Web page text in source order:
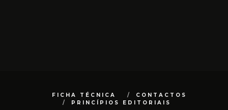
FICHA TÉCNICA
CONTACTOS
PRINCÍPIOS EDITORIAIS